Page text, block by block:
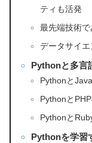
ティも活発
最先端技術
データサイ
Pythonと多言
Pythonと
Pythonと
Pythonと
Pythonを学習